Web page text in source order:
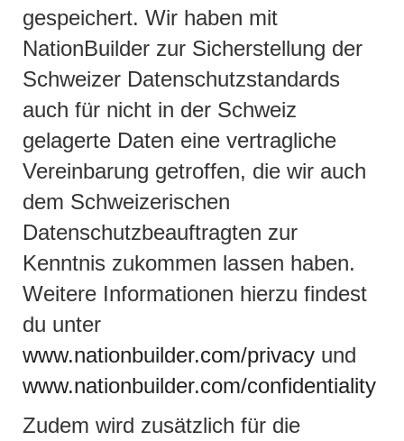
gespeichert. Wir haben mit
NationBuilder zur Sicherstellung der
Schweizer Datenschutzstandards
auch für nicht in der Schweiz
gelagerte Daten eine vertragliche
Vereinbarung getroffen, die wir auch
dem Schweizerischen
Datenschutzbeauftragten zur
Kenntnis zukommen lassen haben.
Weitere Informationen hierzu findest
du unter
www.nationbuilder.com/privacy und
www.nationbuilder.com/confidentiality
Zudem wird zusätzlich für die